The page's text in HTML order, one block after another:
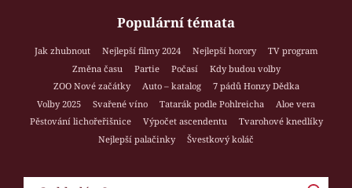
Populární témata
Jak zhubnout Nejlepší filmy 2024 Nejlepší horory
TV program
Změna času
Partie Počasí
Kdy budou volby
ZOO Nové začátky
Auto – katalog
7 pádů Honzy Dědka
Volby 2025
Svařené víno Tatarák podle Pohlreicha
Aloe vera
Pěstování lichořeřišnice
Výpočet ascendentu
Tvarohové knedlíky
Nejlepší palačinky
Švestkový koláč